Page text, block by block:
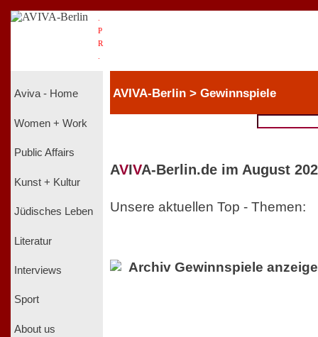
P
R
Aviva - Home
Women + Work
Public Affairs
Kunst + Kultur
Jüdisches Leben
Literatur
Interviews
Sport
About us
AVIVA-Berlin > Gewinnspiele
AVIVA-Berlin.de im August
Unsere aktuellen Top - Themen:
Archiv Gewinnspiele